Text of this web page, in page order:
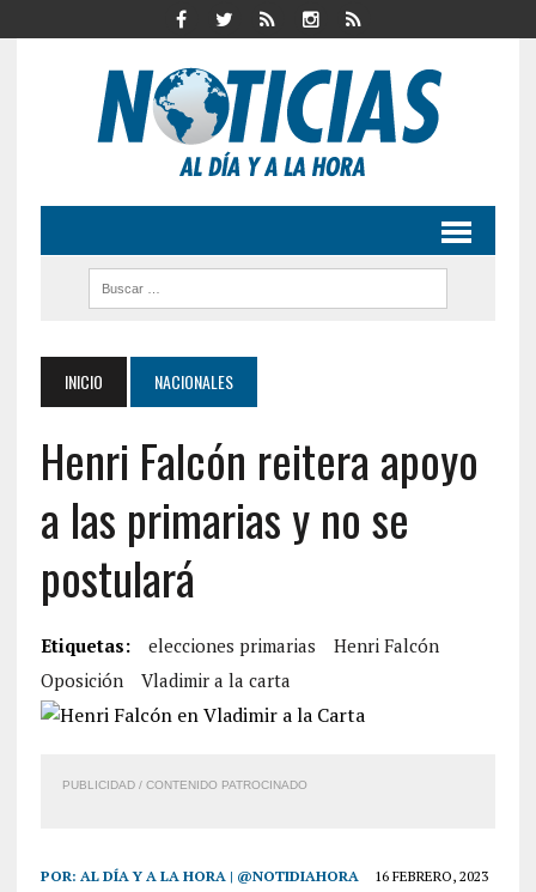
INICIO NACIONALES
Henri Falcón reitera apoyo
a las primarias y no se
postulará
Etiquetas: elecciones primarias
Henri Falcón
Oposición
Vladimir a la carta
PUBLICIDAD / CONTENIDO PATROCINADO
POR: AL DÍA Y A LA HORA | @NOTIDIAHORA 16 FEBRERO, 2023